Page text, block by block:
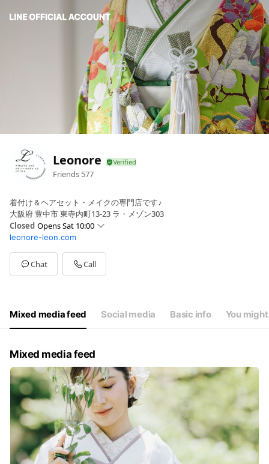
Leonore
Friends 577
着付け＆ヘアセット・メイクの専門店です♪
大阪府 豊中市 東寺内町13-23 ラ・メゾン303
Closed Opens Sat 10:00
Sun10:00 - 19:00
Mon10:00 - 19:00
Tue10:00 - 19:00
Wed10:00 - 19:00
Sat
10:00 - 19:00
不定休となります。時間外の早朝予約も是非ご相談ください。
leonore-leon.com
Chat Call
Mixed media feed Social media Basic info You
Mixed media feed